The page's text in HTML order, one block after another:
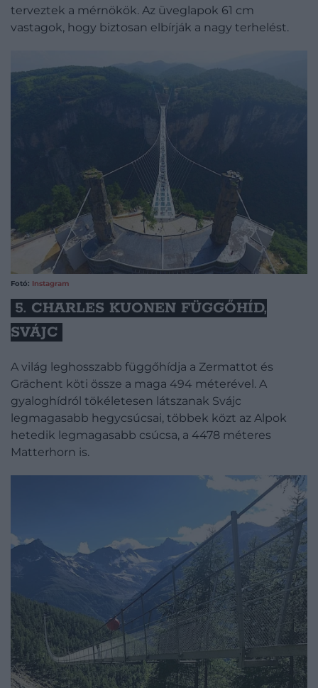
terveztek a mérnökök. Az üveglapok 61 cm
vastagok, hogy biztosan elbírják a nagy terhelést.
Fotó: Instagram
5. CHARLES KUONEN FÜGGŐHÍD,
SVÁJC
A világ leghosszabb függőhídja a Zermattot és
Grächent köti össze a maga 494 méterével. A
gyaloghídról tökéletesen látszanak Svájc
legmagasabb hegycsúcsai, többek közt az Alpok
hetedik legmagasabb csúcsa, a 4478 méteres
Matterhorn is.